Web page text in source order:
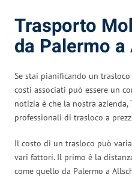
Trasporto
da Palermo
Se stai pianificando un
costi associati può essere un
notizia è che la nostra azienda,
professionali di trasloco a
Il costo di un trasloco può
vari fattori. Il primo è la
come quello da Palermo a